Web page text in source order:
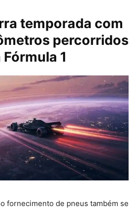
temporada com
percorridos
Fórmula 1
fornecimento de pneus também se